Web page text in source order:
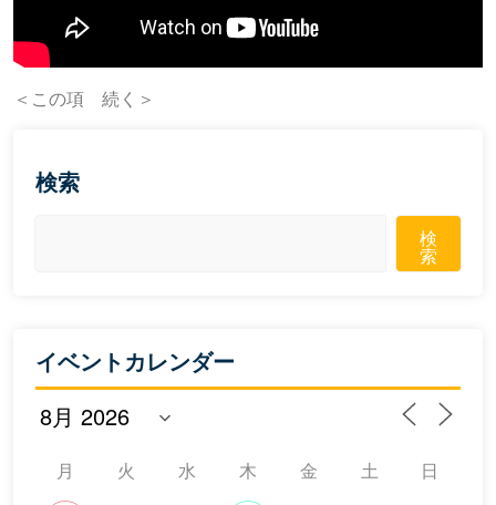
＜この項 続く＞
検索
検
索
イベントカレンダー
月 火 水 木 金 土 日